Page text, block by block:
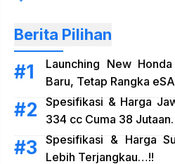
Berita Pilihan
Launching New
Baru, Tetap Rangka
Spesifikasi & Harga
334 cc Cuma 38
Spesifikasi & Harga
Lebih Terjangkau…!!